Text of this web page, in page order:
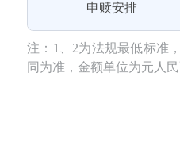
申赎安排
注：1、2为法规最低标准
同为准，金额单位为元人民